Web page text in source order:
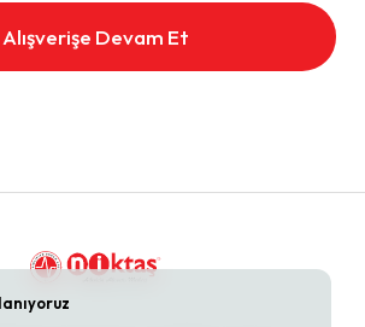
Alışverişe Devam Et